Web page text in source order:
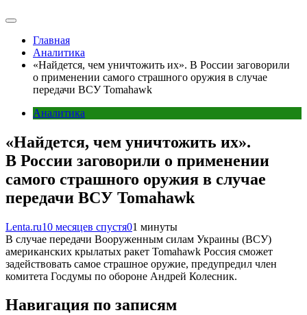
Главная
Аналитика
«Найдется, чем уничтожить их». В России заговорили
о применении самого страшного оружия в случае
передачи ВСУ Tomahawk
Аналитика
«Найдется, чем уничтожить их».
В России заговорили о применении
самого страшного оружия в случае
передачи ВСУ Tomahawk
Lenta.ru10 месяцев спустя01 минуты
В случае передачи Вооруженным силам Украины (ВСУ)
американских крылатых ракет Tomahawk Россия сможет
задействовать самое страшное оружие, предупредил член
комитета Госдумы по обороне Андрей Колесник.
Навигация по записям